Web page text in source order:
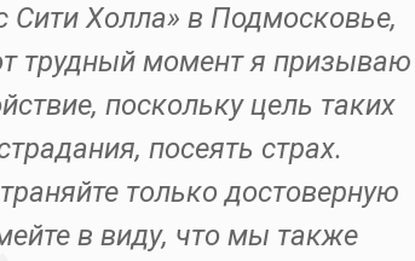
Сити Холла» в Подмосковье,
трудный момент я призываю
поскольку цель таких
посеять страх.
только достоверную
в виду, что мы также